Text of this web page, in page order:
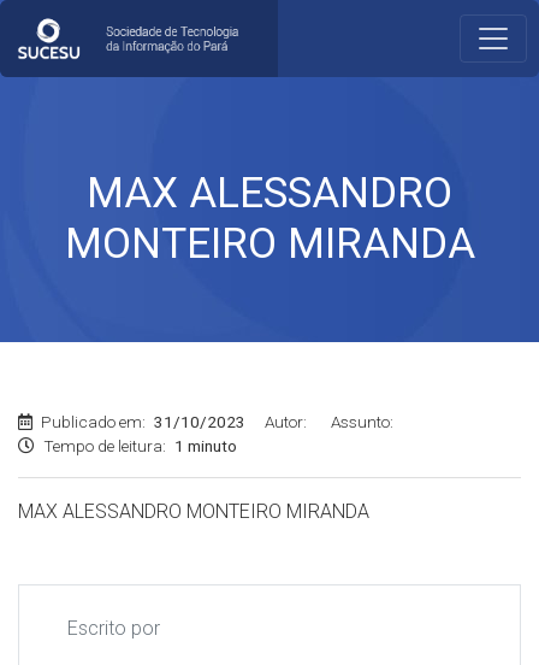
MAX ALESSANDRO
MONTEIRO MIRANDA
Publicado em: 31/10/2023 Autor:
Assunto:
Tempo de leitura: 1 minuto
MAX ALESSANDRO MONTEIRO MIRANDA
Escrito por